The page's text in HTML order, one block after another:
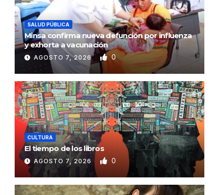
SALUD PÚBLICA
Minsa confirma nueva defunción por influenza
y exhorta a vacunación
AGOSTO 7, 2026 0
CULTURA
El tiempo de los libros
AGOSTO 7, 2026 0